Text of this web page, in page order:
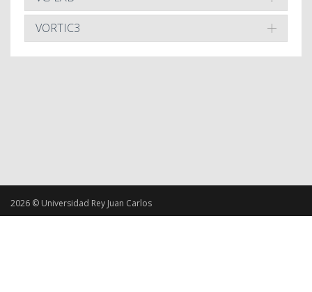
VORTIC3
2026 © Universidad Rey Juan Carlos